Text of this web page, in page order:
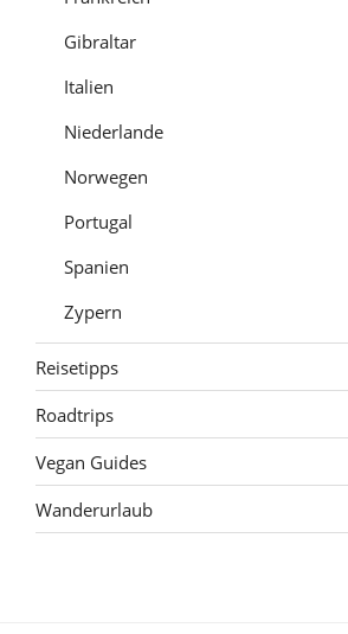
Gibraltar
Italien
Niederlande
Norwegen
Portugal
Spanien
Zypern
Reisetipps
Roadtrips
Vegan Guides
Wanderurlaub